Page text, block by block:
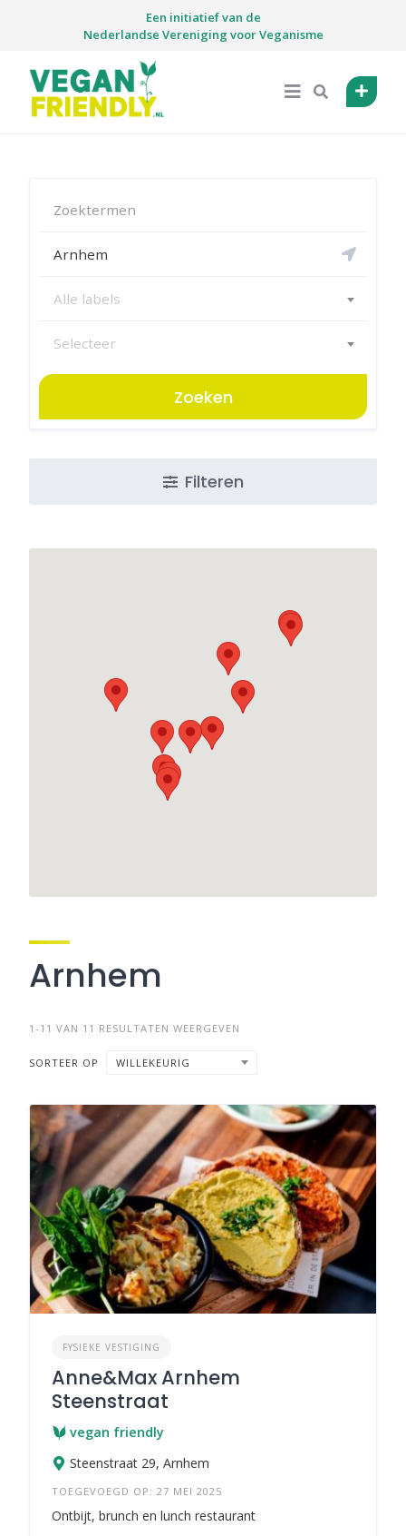
Een initiatief van de
Nederlandse Vereniging voor Veganisme
Alle labels
Selecteer
Zoeken
Filteren
Arnhem
1-11 VAN 11 RESULTATEN WEERGEVEN
SORTEER OP WILLEKEURIG
FYSIEKE VESTIGING
Anne&Max Arnhem
Steenstraat
vegan friendly
Steenstraat 29, Arnhem
TOEGEVOEGD OP: 27 MEI 2025
Ontbijt, brunch en lunch restaurant